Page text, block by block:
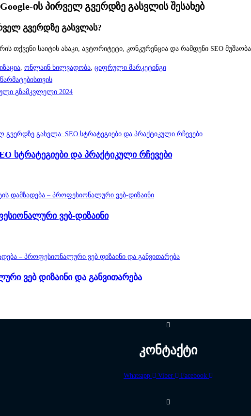
ის პირველ გვერდზე გასვლის შესახებ
გვერდზე გასვლას?
საიტის ასაკი, ავტორიტეტი, კონკურენცია და რამდენი SEO
ონლაინ ხილვადობა ციფრული მარკეტინგი
გზამკვლელი 2024
სტრატეგიები და პრაქტიკული რჩევები
ვებ-დიზაინი
ვებ დიზაინი და განვითარება
კონტაქტი
Whatsapp Viber Facebook